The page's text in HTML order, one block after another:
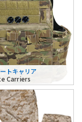
トキャリア
Carriers